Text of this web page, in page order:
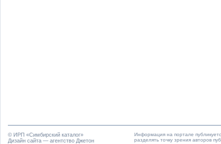
© ИРП «Симбирский каталог»
Дизайн сайта — агентство Джетон
Информация на портале
разделять точку зрения авторов